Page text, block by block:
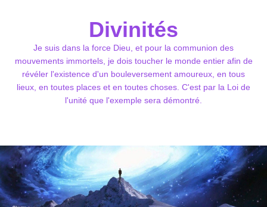
Divinités
Je suis dans la force Dieu, et pour la communion des
mouvements immortels, je dois toucher le monde entier afin de
révéler l'existence d'un bouleversement amoureux, en tous
lieux, en toutes places et en toutes choses. C'est par la Loi de
l'unité que l'exemple sera démontré.